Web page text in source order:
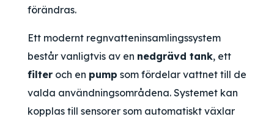
förändras.
Ett modernt regnvatteninsamlingssystem
består vanligtvis av en nedgrävd tank, ett
filter och en pump som fördelar vattnet till de
valda användningsområdena. Systemet kan
kopplas till sensorer som automatiskt växlar